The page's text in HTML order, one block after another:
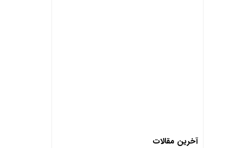
آخرین مقالات